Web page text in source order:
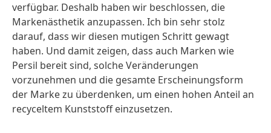
verfügbar. Deshalb haben wir beschlossen, die
Markenästhetik anzupassen. Ich bin sehr stolz
darauf, dass wir diesen mutigen Schritt gewagt
haben. Und damit zeigen, dass auch Marken wie
Persil bereit sind, solche Veränderungen
vorzunehmen und die gesamte Erscheinungsform
der Marke zu überdenken, um einen hohen Anteil an
recyceltem Kunststoff einzusetzen.